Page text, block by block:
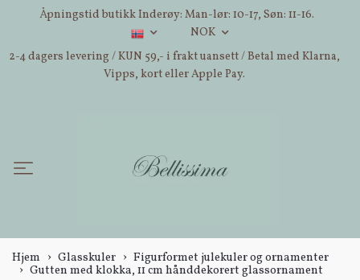
Åpningstid butikk Inderøy: Man-lør: 10-17, Søn: 11-16.
NOK
2-4 dagers levering / KUN 59,- i frakt uansett / Betal med Klarna,
Vipps, kort eller Apple Pay.
Hjem Glasskuler
Figurformet julekuler og ornamenter
Gutten med klokka, 11 cm hånddekorert glassornament